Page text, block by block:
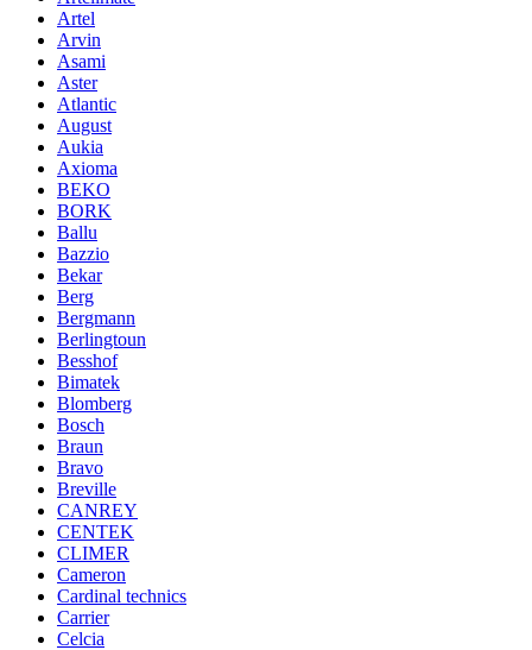
Artel
Arvin
Asami
Aster
Atlantic
August
Aukia
Axioma
BEKO
BORK
Ballu
Bazzio
Bekar
Berg
Bergmann
Berlingtoun
Besshof
Bimatek
Blomberg
Bosch
Braun
Bravo
Breville
CANREY
CENTEK
CLIMER
Cameron
Cardinal technics
Carrier
Celcia